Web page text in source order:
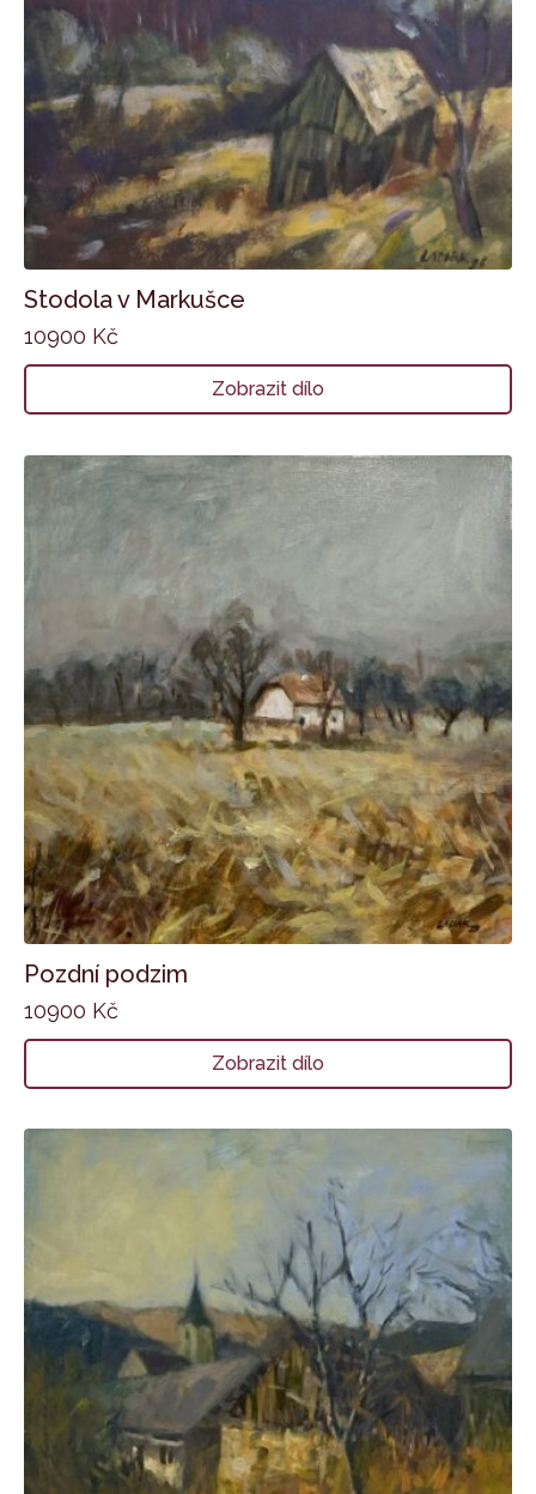
Stodola v Markušce
10900 Kč
Zobrazit dílo
Pozdní podzim
10900 Kč
Zobrazit dílo